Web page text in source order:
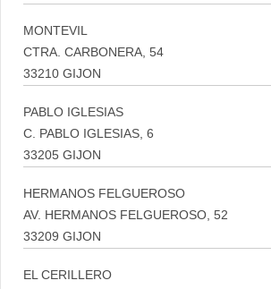
MONTEVIL
CTRA. CARBONERA, 54
33210 GIJON
PABLO IGLESIAS
C. PABLO IGLESIAS, 6
33205 GIJON
HERMANOS FELGUEROSO
AV. HERMANOS FELGUEROSO, 52
33209 GIJON
EL CERILLERO